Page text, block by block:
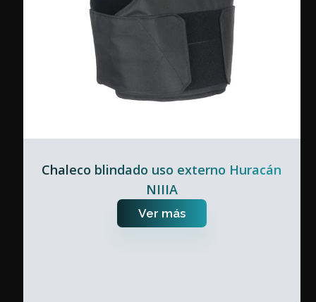
Chaleco blindado uso externo Huracán
NIIIA
Ver más